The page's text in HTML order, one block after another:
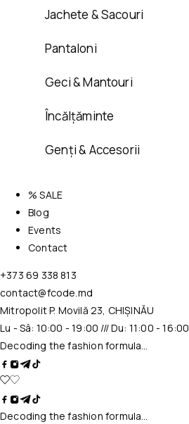
Jachete & Sacouri
Pantaloni
Geci & Mantouri
Încălțăminte
Genți & Accesorii
% SALE
Blog
Events
Contact
+373 69 338 813
contact@fcode.md
Mitropolit P. Movilă 23, CHIȘINĂU
Lu - Sâ: 10:00 - 19:00 /// Du: 11:00 - 16:00
Decoding the fashion formula…
Decoding the fashion formula…